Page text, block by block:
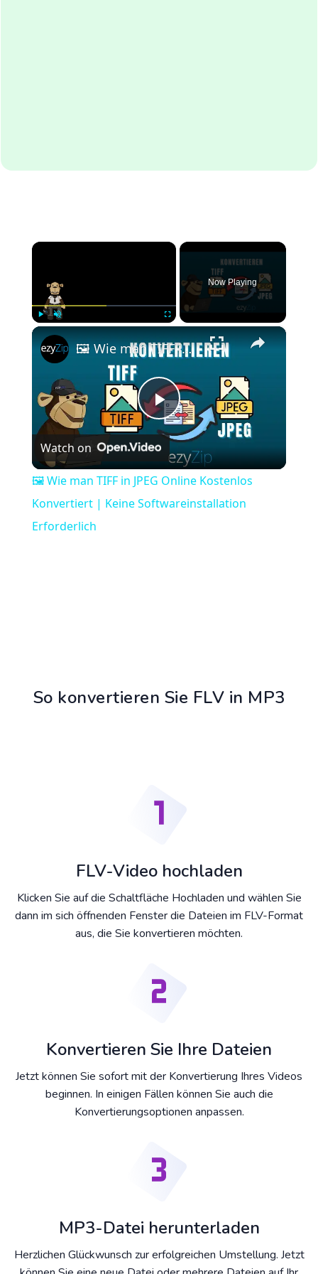
×
Now Playing
×
Play
Video
🖼️ Wie man TIFF in JPEG Online Kostenlos Konvertiert | Keine Softwareinstallation Erforderlich
Watch on
🖼️ Wie man TIFF in JPEG Online Kostenlos
Konvertiert | Keine Softwareinstallation
Erforderlich
So konvertieren Sie FLV in MP3
FLV-Video hochladen
Klicken Sie auf die Schaltfläche Hochladen und wählen Sie
dann im sich öffnenden Fenster die Dateien im FLV-Format
aus, die Sie konvertieren möchten.
Konvertieren Sie Ihre Dateien
Jetzt können Sie sofort mit der Konvertierung Ihres Videos
beginnen. In einigen Fällen können Sie auch die
Konvertierungsoptionen anpassen.
MP3-Datei herunterladen
Herzlichen Glückwunsch zur erfolgreichen Umstellung. Jetzt